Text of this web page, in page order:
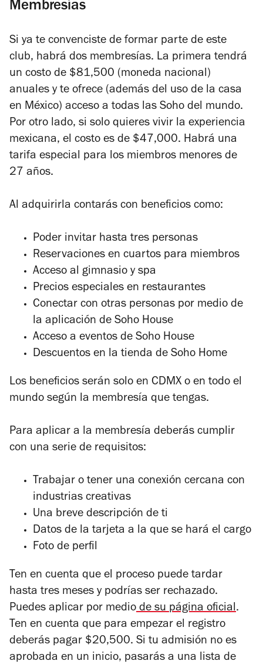
Membresías
Si ya te convenciste de formar parte de este
club, habrá dos membresías. La primera tendrá
un costo de $81,500 (moneda nacional)
anuales y te ofrece (además del uso de la casa
en México) acceso a todas las Soho del mundo.
Por otro lado, si solo quieres vivir la experiencia
mexicana, el costo es de $47,000. Habrá una
tarifa especial para los miembros menores de
27 años.
Al adquirirla contarás con beneficios como:
Poder invitar hasta tres personas
Reservaciones en cuartos para miembros
Acceso al gimnasio y spa
Precios especiales en restaurantes
Conectar con otras personas por medio de
la aplicación de Soho House
Acceso a eventos de Soho House
Descuentos en la tienda de Soho Home
Los beneficios serán solo en CDMX o en todo el
mundo según la membresía que tengas.
Para aplicar a la membresía deberás cumplir
con una serie de requisitos:
Trabajar o tener una conexión cercana con
industrias creativas
Una breve descripción de ti
Datos de la tarjeta a la que se hará el cargo
Foto de perfil
Ten en cuenta que el proceso puede tardar
hasta tres meses y podrías ser rechazado.
Puedes aplicar por medio de su página oficial.
Ten en cuenta que para empezar el registro
deberás pagar $20,500. Si tu admisión no es
aprobada en un inicio, pasarás a una lista de